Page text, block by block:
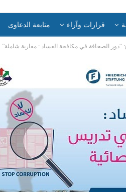
قرارات وآراء متابعة الدعاوى
الصحافة في مكافحة الفساد : مقاربة شاملة”